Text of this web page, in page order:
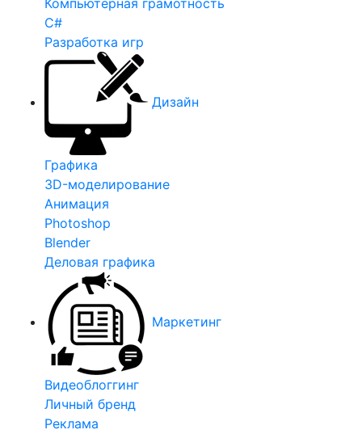
Компьютерная грамотность
C#
Разработка игр
Дизайн
Графика
3D-моделирование
Анимация
Photoshop
Blender
Деловая графика
Маркетинг
Видеоблоггинг
Личный бренд
Реклама